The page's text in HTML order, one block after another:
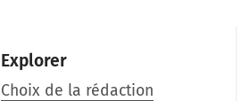
Explorer
Choix de la rédaction